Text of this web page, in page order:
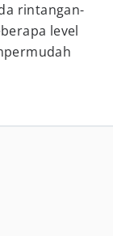
rintangan-
level